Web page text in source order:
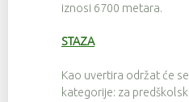
iznosi 6700 metara.
STAZA
Kao uvertira održat će
kategorije: za